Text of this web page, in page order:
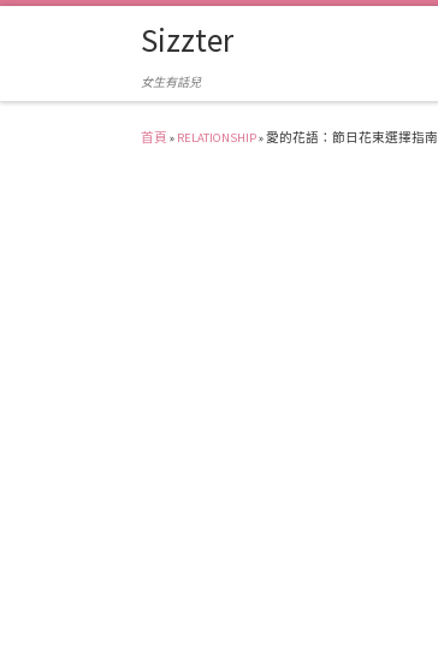
Sizzter
女生有話兒
首頁 » RELATIONSHIP»愛的花語：節日花束選擇指南